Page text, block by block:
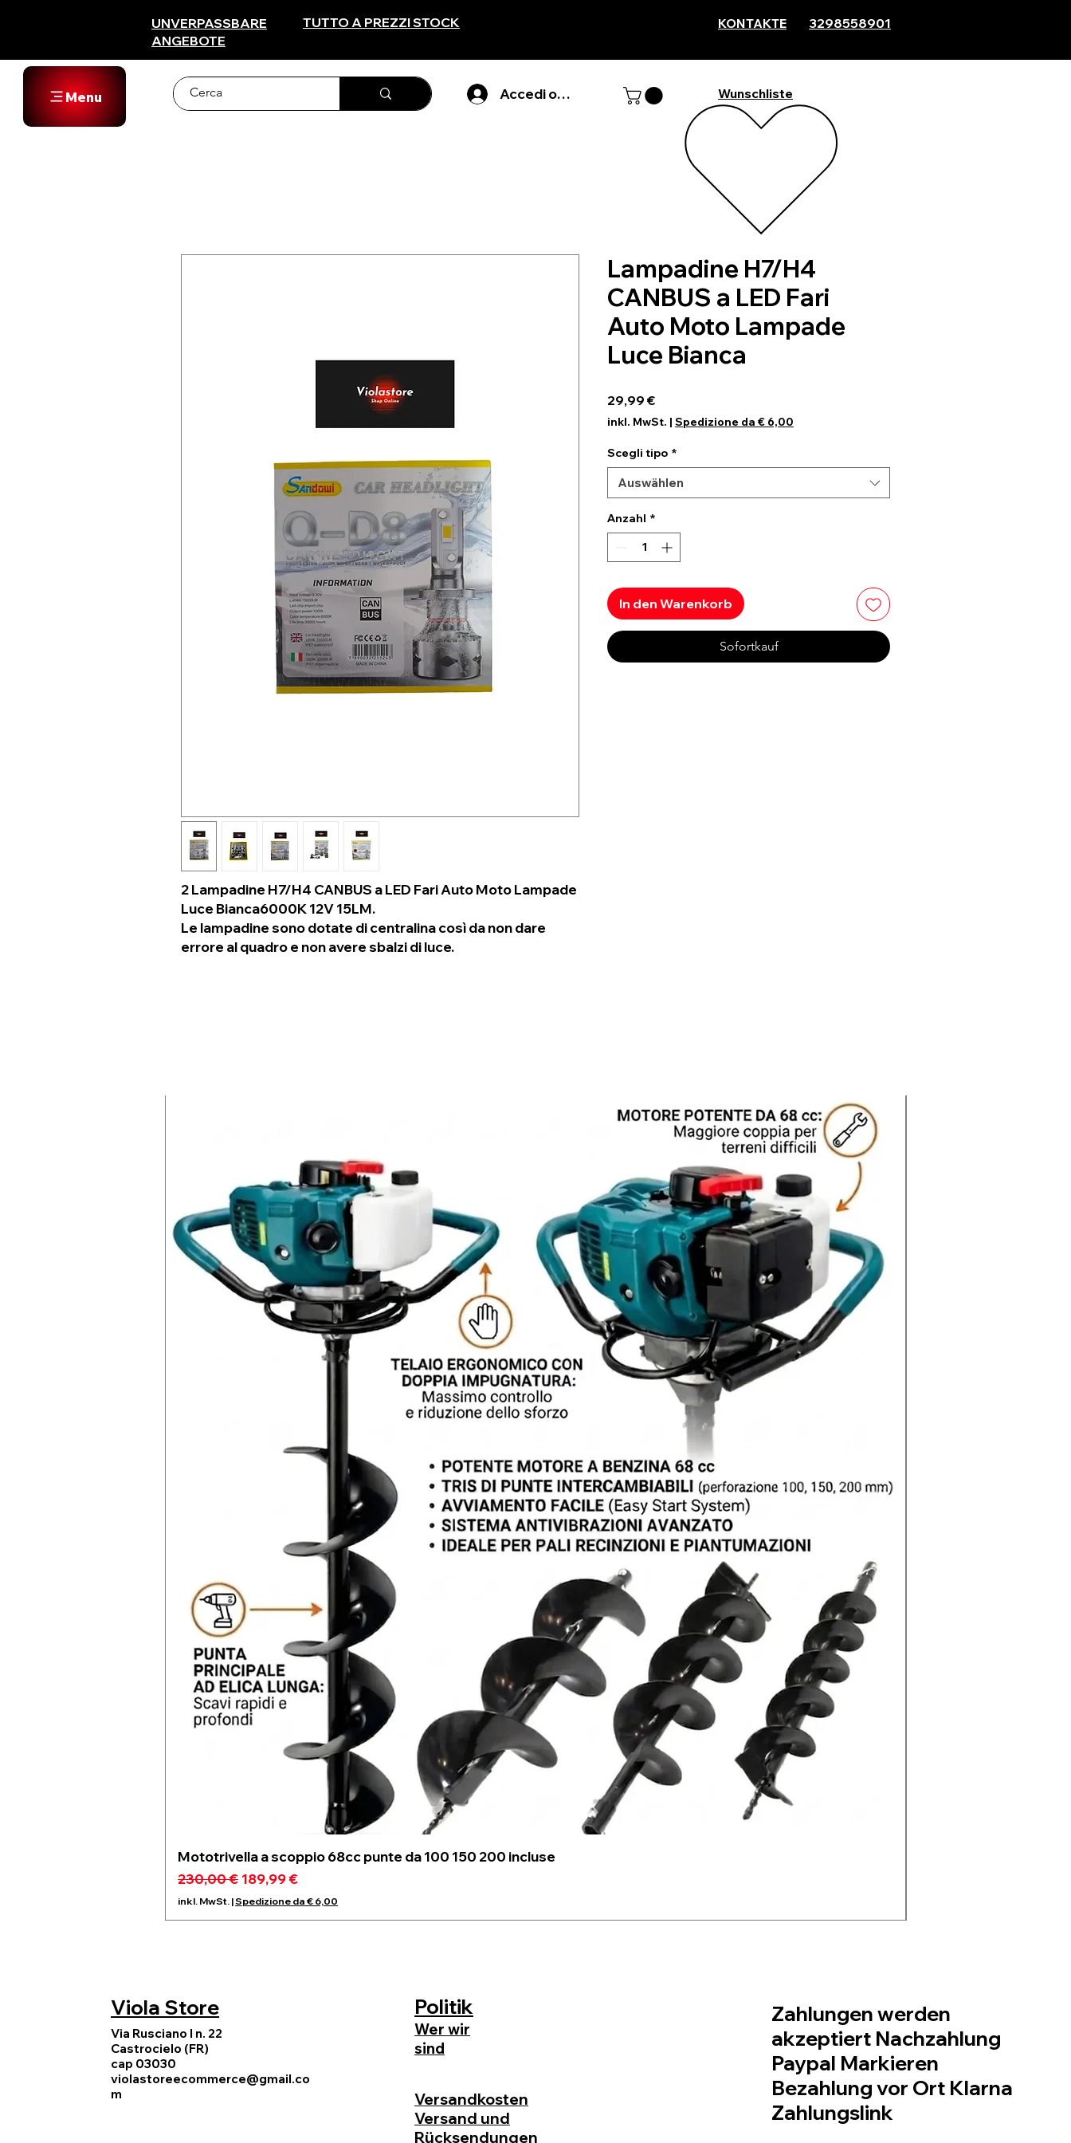
UNVERPASSBARE
ANGEBOTE
TUTTO A PREZZI STOCK KONTAKTE 3298558901
Menu Accedi o registarti Wunschliste
2 Lampadine H7/H4 CANBUS a LED Fari Auto Moto Lampade
Luce Bianca6000K 12V 15LM.
Le lampadine sono dotate di centralina così da non dare
errore al quadro e non avere sbalzi di luce.
Lampadine H7/H4
CANBUS a LED Fari
Auto Moto Lampade
Luce Bianca
29,99 €Preis
inkl. MwSt. | Spedizione da € 6,00
Scegli tipo *
Auswählen
Anzahl *
In den Warenkorb
Sofortkauf
Mototrivella a scoppio 68cc punte da 100 150 200 incluse
Standardpreis
230,00 € Sale-Preis
189,99 €
inkl. MwSt. |Spedizione da € 6,00
Viola Store
Via Rusciano I n. 22
Castrocielo (FR)
cap 03030
violastoreecommerce@gmail.co
m
Politik
Wer wir
sind
Versandkosten
Versand und
Rücksendungen
Zahlungen werden
akzeptiert Nachzahlung
Paypal Markieren
Bezahlung vor Ort Klarna
Zahlungslink